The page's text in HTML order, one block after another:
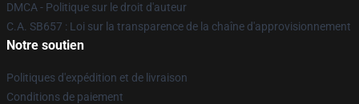
DMCA - Politique sur le droit d'auteur
C.A. SB657 : Loi sur la transparence de la chaîne d'approvisionnement
Notre soutien
Politiques d'expédition et de livraison
Conditions de paiement